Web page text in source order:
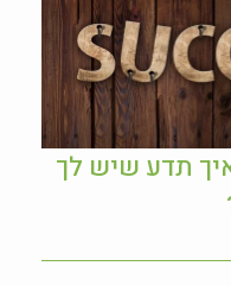
איך תדע שיש לך